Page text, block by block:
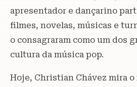
apresentador e dançarino
filmes, novelas, músicas e
o consagraram como um dos
cultura da música pop.
Hoje, Christian Chávez mira